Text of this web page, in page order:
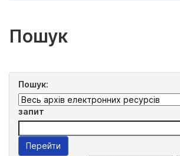
Пошук
Пошук:
запит